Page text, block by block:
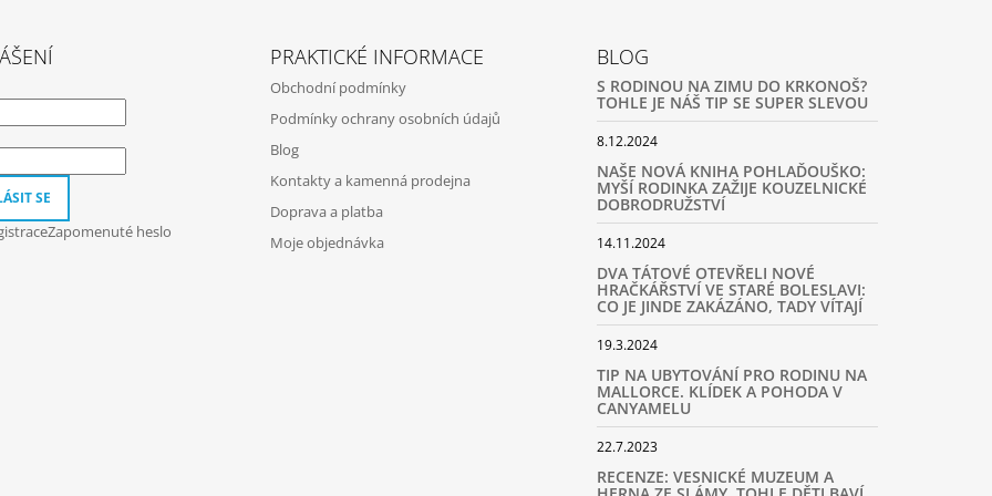
SE
Zapomenuté heslo
PRAKTICKÉ INFORMACE
Obchodní podmínky
Podmínky ochrany osobních údajů
Blog
Kontakty a kamenná prodejna
Doprava a platba
Moje objednávka
BLOG
S RODINOU NA ZIMU DO KRKONOŠ?
TOHLE JE NÁŠ TIP SE SUPER SLEVOU
8.12.2024
NAŠE NOVÁ KNIHA POHLAĎOUŠKO:
MYŠÍ RODINKA ZAŽIJE KOUZELNICKÉ
DOBRODRUŽSTVÍ
14.11.2024
DVA TÁTOVÉ OTEVŘELI NOVÉ
HRAČKÁŘSTVÍ VE STARÉ BOLESLAVI:
CO JE JINDE ZAKÁZÁNO, TADY VÍTAJÍ
19.3.2024
TIP NA UBYTOVÁNÍ PRO RODINU NA
MALLORCE. KLÍDEK A POHODA V
CANYAMELU
22.7.2023
RECENZE: VESNICKÉ MUZEUM A